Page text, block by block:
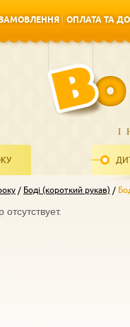
ОПЛАТА ТА
Боді (короткий рукав)